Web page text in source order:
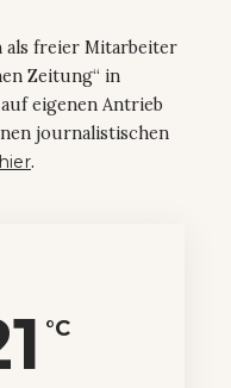
als freier Mitarbeiter
Zeitung“ in
eigenen Antrieb
journalistischen
hier.
°C